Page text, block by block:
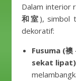
Dalam interior
和室 ), simbol
dekoratif:
Fusuma (
sekat lipat)